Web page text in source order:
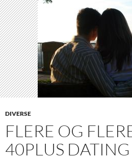
DIVERSE
FLERE OG
40PLUS DATING